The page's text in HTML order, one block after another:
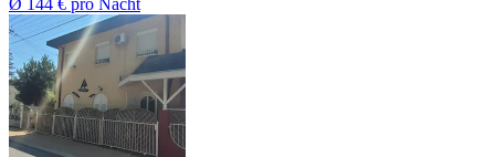
Ø 144 € pro Nacht